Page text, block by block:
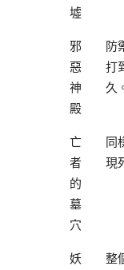
墟
邪
惡
神
殿
防
打
久
亡
者
的
墓
穴
同
現
妖
整